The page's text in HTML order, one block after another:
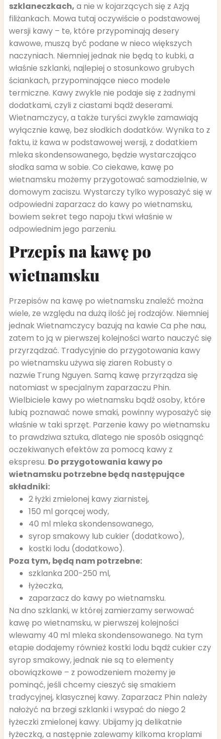
szklaneczkach, a nie w kojarzących się z Azją
filiżankach. Mowa tutaj oczywiście o podstawowej
wersji kawy – te, które przypominają desery
kawowe, muszą być podane w nieco większych
naczyniach. Niemniej jednak nie będą to kubki, a
właśnie szklanki, najlepiej o stosunkowo grubych
ściankach, przypominające nieco modele
termiczne. Kawy zwykle nie podaje się z żadnymi
dodatkami, czyli z ciastami bądź deserami.
Wietnamczycy, a także turyści zwykle zamawiają
wyłącznie kawę, bez słodkich dodatków. Wynika to z
faktu, iż kawa w podstawowej wersji, z dodatkiem
mleka skondensowanego, będzie wystarczająco
słodka sama w sobie. Co ciekawe, kawę po
wietnamsku możemy przygotować samodzielnie, w
domowym zaciszu. Wystarczy tylko wyposażyć się w
odpowiedni zaparzacz do kawy po wietnamsku,
bowiem sekret tego napoju tkwi właśnie w
odpowiednim jego parzeniu.
Przepis na kawę po
wietnamsku
Przepisów na kawę po wietnamsku znaleźć można
wiele, ze względu na dużą ilość jej rodzajów. Niemniej
jednak Wietnamczycy bazują na kawie Ca phe nau,
zatem to ją w pierwszej kolejności warto nauczyć się
przyrządzać. Tradycyjnie do przygotowania kawy
po wietnamsku używa się ziaren Robusty o
nazwie Trung Nguyen. Samą kawę przyrządza się
natomiast w specjalnym zaparzaczu Phin.
Wielbiciele kawy po wietnamsku bądź osoby, które
lubią poznawać nowe smaki, powinny wyposażyć się
właśnie w taki sprzęt. Parzenie kawy po wietnamsku
to prawdziwa sztuka, dlatego nie sposób osiągnąć
oczekiwanych efektów za pomocą kawy z
ekspresu. Do przygotowania kawy po
wietnamsku potrzebne będą następujące
składniki:
2 łyżki zmielonej kawy ziarnistej,
150 ml gorącej wody,
40 ml mleka skondensowanego,
syrop smakowy lub cukier (dodatkowo),
kostki lodu (dodatkowo).
Poza tym, będą nam potrzebne:
szklanka 200-250 ml,
łyżeczka,
zaparzacz do kawy po wietnamsku.
Na dno szklanki, w której zamierzamy serwować
kawę po wietnamsku, w pierwszej kolejności
wlewamy 40 ml mleka skondensowanego. Na tym
etapie dodajemy również kostki lodu bądź cukier czy
syrop smakowy, jednak nie są to elementy
obowiązkowe – z powodzeniem możemy je
pominąć, jeśli chcemy cieszyć się smakiem
tradycyjnej, klasycznej kawy. Zaparzacz Phin należy
nałożyć na brzegi szklanki i wsypać do niego 2
łyżeczki zmielonej kawy. Ubijamy ją delikatnie
łyżeczką, a następnie zalewamy kilkoma kroplami